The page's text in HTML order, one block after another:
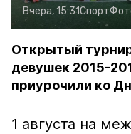
Вчера, 15:31Спорт
Открытый
девушек 2015-
приурочили ко
1 августа на